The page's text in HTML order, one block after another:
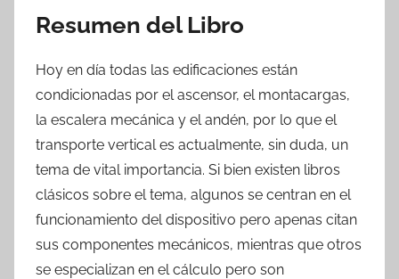
Resumen del Libro
Hoy en día todas las edificaciones están
condicionadas por el ascensor, el montacargas,
la escalera mecánica y el andén, por lo que el
transporte vertical es actualmente, sin duda, un
tema de vital importancia. Si bien existen libros
clásicos sobre el tema, algunos se centran en el
funcionamiento del dispositivo pero apenas citan
sus componentes mecánicos, mientras que otros
se especializan en el cálculo pero son